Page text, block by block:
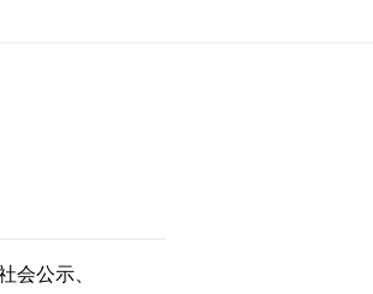
会公示、